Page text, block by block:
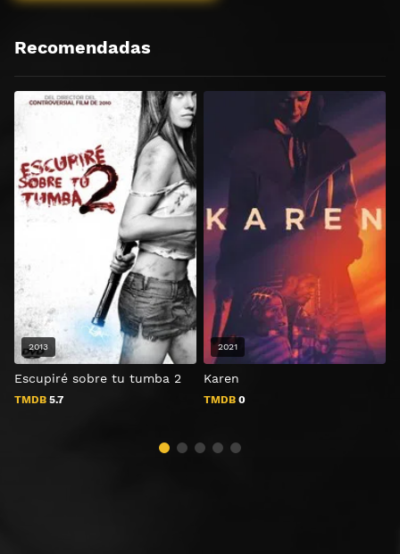
Recomendadas
Escupiré sobre tu tumba 2
TMDB 5.7
2013
Karen
TMDB 0
2021